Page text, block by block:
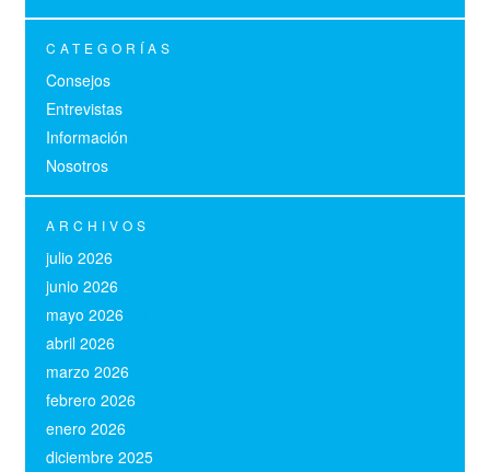
CATEGORÍAS
Consejos
Entrevistas
Información
Nosotros
ARCHIVOS
julio 2026
junio 2026
mayo 2026
abril 2026
marzo 2026
febrero 2026
enero 2026
diciembre 2025